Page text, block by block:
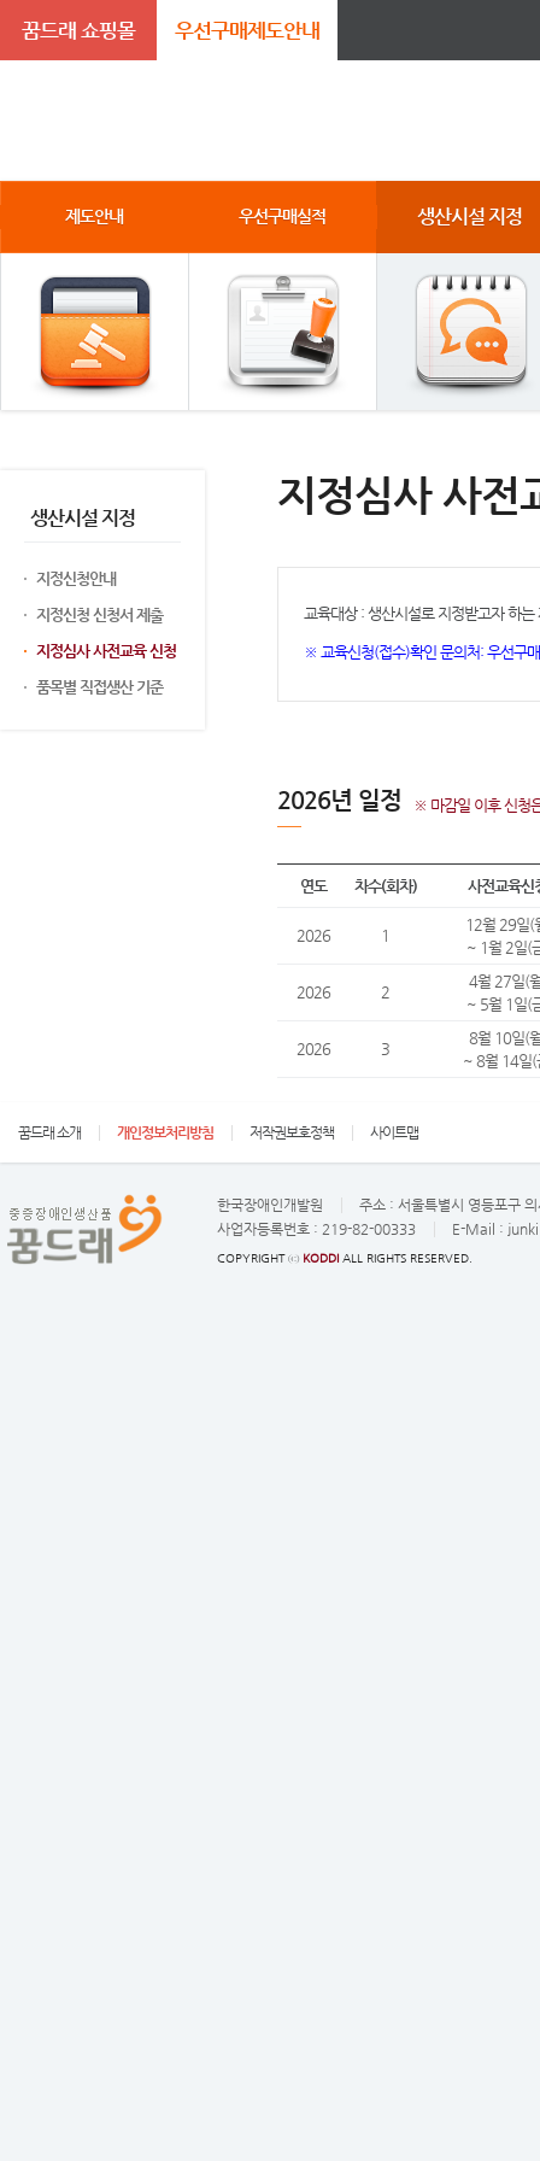
꿈드래 쇼핑몰 우선구매제도안내
제도안내 우선구매실적 생산시설 지정
생산시설 지정
지정신청안내
지정신청 신청서 제출
지정심사 사전교육 신청
품목별 직접생산 기준
지정심사 사전
교육대상 : 생산시설로 지정받고자 하는
※ 교육신청(접수)확인 문의처: 우선구
2026년 일정 ※ 마감일 이후 신청
연도 차수(회차) 사전교육신
2026 1
12월 29일(
~ 1월 2일(
2026 2
4월 27일(
~ 5월 1일(
2026 3
8월 10일(
~ 8월 14일(
꿈드래 소개 개인정보처리방침 저작권보호정책 사이트맵
한국장애인개발원 주소 : 서울특별시 영등포구
사업자등록번호 : 219-82-00333 E-Mail :
COPYRIGHT ⓒ KODDI ALL RIGHTS RESERVED.